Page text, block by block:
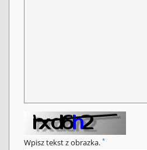
Wpisz tekst z obrazka. *